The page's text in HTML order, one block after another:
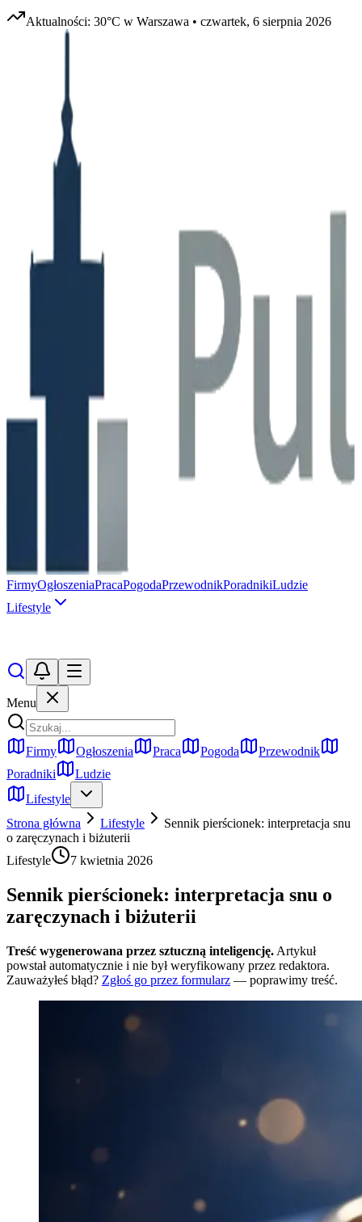
Aktualności: 30°C w Warszawa • czwartek, 6 sierpnia 2026
FirmyOgłoszeniaPracaPogodaPrzewodnikPoradnikiLudzie
Lifestyle
Menu
Firmy Ogłoszenia Praca Pogoda
Przewodnik
Poradniki
Ludzie
Lifestyle
Strona główna
Lifestyle
Sennik pierścionek: interpretacja snu
o zaręczynach i biżuterii
Lifestyle
7 kwietnia 2026
Sennik pierścionek: interpretacja snu o
zaręczynach i biżuterii
Treść wygenerowana przez sztuczną inteligencję. Artykuł
powstał automatycznie i nie był weryfikowany przez redaktora.
Zauważyłeś błąd? Zgłoś go przez formularz — poprawimy treść.